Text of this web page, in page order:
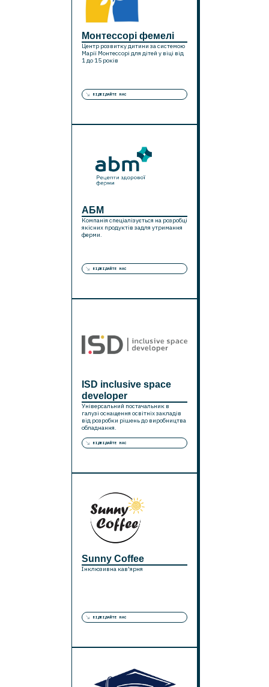
Монтессорі фемелі
Центр розвитку дитини за системою
Марії Монтессорі для дітей у віці від
1 до 15 років
ВІДВІДАЙТЕ НАС
АБМ
Компанія спеціалізується на розробці
якісних продуктів задля утримання
ферми.
ВІДВІДАЙТЕ НАС
ISD inclusive space
developer
Універсальний постачальник в
галузі оснащення освітніх закладів
від розробки рішень до виробництва
обладнання.
ВІДВІДАЙТЕ НАС
Sunny Coffee
Інклюзивна кав'ярня
ВІДВІДАЙТЕ НАС